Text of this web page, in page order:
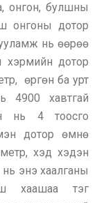
онгон, булшны
онгоны дотор
нь өөрөө
дотор
өргөн ба урт
4900 хавтгай
нь 4 тоосго
дотор өмнө
хэд хэдэн
нь энэ хаалганы
хаашаа тэг